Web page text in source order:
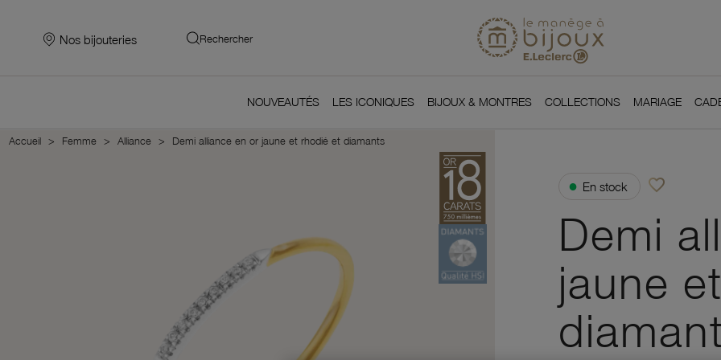
Nos bijouteries Rechercher
NOUVEAUTÉS LES ICONIQUES BIJOUX & MONTRES COLLECTIONS MARIAGE
Accueil Femme Alliance Demi alliance en or jaune et rhodié et diamants
● En stock favorite_borderAjouter à vos
Demi
jaune